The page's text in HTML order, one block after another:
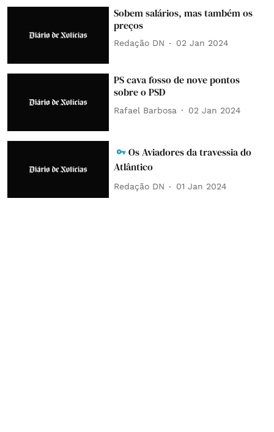
Sobem salários, mas também os
preços
Redação DN 02 Jan 2024
PS cava fosso de nove pontos
sobre o PSD
Rafael Barbosa 02 Jan 2024
Os Aviadores da travessia do
Atlântico
Redação DN 01 Jan 2024